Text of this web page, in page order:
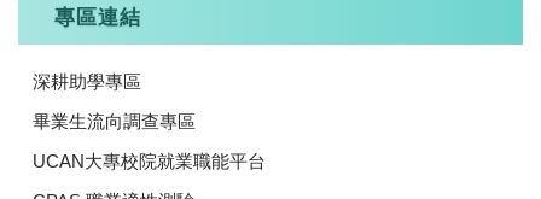
專區連結
深耕助學專區
畢業生流向調查專區
UCAN大專校院就業職能平台